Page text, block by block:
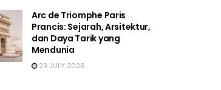
Arc de Triomphe Paris
Prancis: Sejarah, Arsitektur,
dan Daya Tarik yang
Mendunia
23 JULY 2026